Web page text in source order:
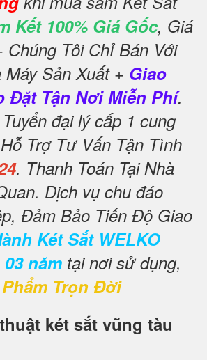
Kết 100% Giá Gốc, Giá
Tôi Chỉ Bán Với
Sản Xuất + Giao
Đặt Tận Nơi Miễn Phí.
đại lý cấp 1 cung
Trợ Tư Vấn Tận Tình
. Thanh Toán Tại Nhà
Dịch vụ chu đáo
Đảm Bảo Tiến Độ Giao
Két Sắt WELKO
năm tại nơi sử dụng,
Trọn Đời
két sắt vũng tàu